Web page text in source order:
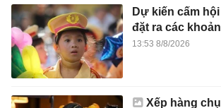
Dự kiến cấm
đặt ra các
13:53 8/8/2026
Xếp hàng